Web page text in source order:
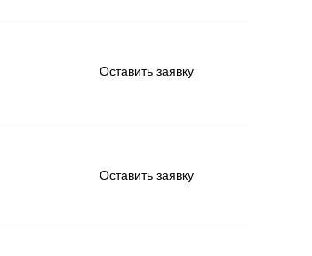
Оставить заявку
Оставить заявку